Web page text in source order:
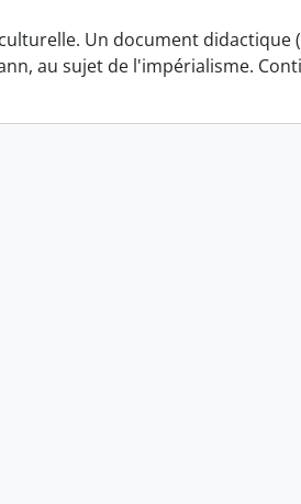
Un document
au sujet de l'impérialisme.